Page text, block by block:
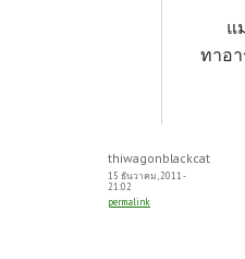
แม
ทาอา
thiwagonblackcat
15 ธันวาคม, 2011 -
21:02
permalink